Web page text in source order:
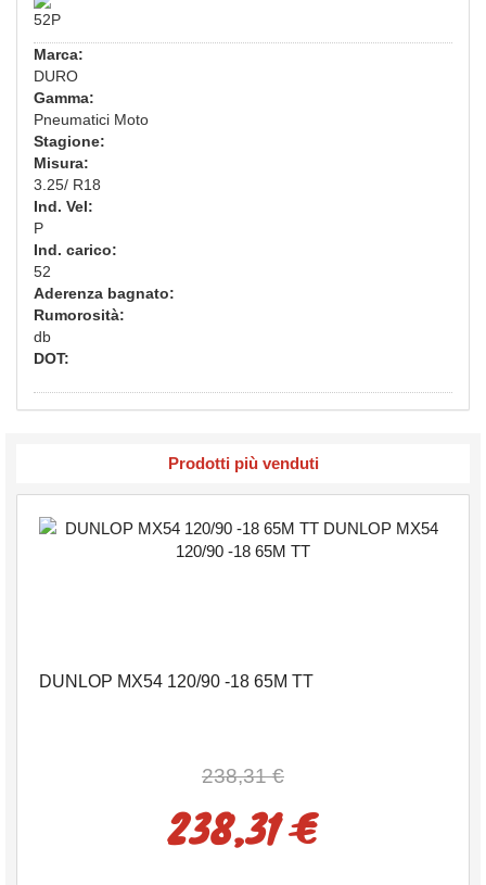
52P
Marca:
DURO
Gamma:
Pneumatici Moto
Stagione:
Misura:
3.25/ R18
Ind. Vel:
P
Ind. carico:
52
Aderenza bagnato:
Rumorosità:
db
DOT:
Prodotti più venduti
DUNLOP MX54 120/90 -18 65M TT
238,31 €
238,31 €